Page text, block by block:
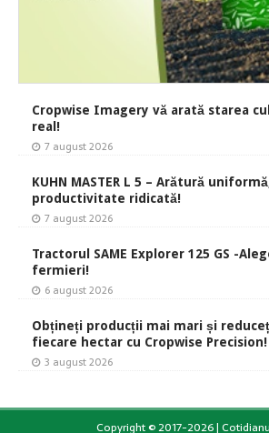
Cropwise Imagery vă arată starea
real!
7 august 2026
KUHN MASTER L 5 – Arătură
productivitate ridicată!
7 august 2026
Tractorul SAME Explorer 125 GS -
fermieri!
6 august 2026
Obțineți producții mai mari și
fiecare hectar cu Cropwise Precision!
3 august 2026
Copyright © 2017-2026 |